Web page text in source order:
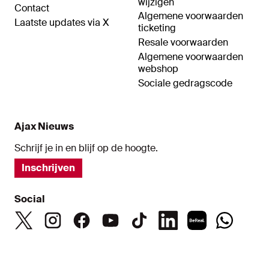
Contact
Laatste updates via X
Algemene voorwaarden
ticketing
Resale voorwaarden
Algemene voorwaarden
webshop
Sociale gedragscode
Ajax Nieuws
Schrijf je in en blijf op de hoogte.
Inschrijven
Social